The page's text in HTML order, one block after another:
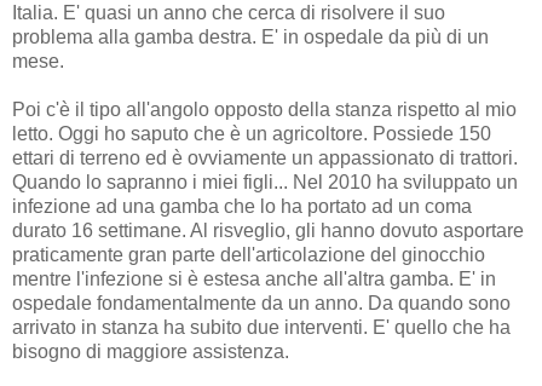
Italia. E' quasi un anno che cerca di risolvere il suo
problema alla gamba destra. E' in ospedale da più di un
mese.
Poi c'è il tipo all'angolo opposto della stanza rispetto al mio
letto. Oggi ho saputo che è un agricoltore. Possiede 150
ettari di terreno ed è ovviamente un appassionato di trattori.
Quando lo sapranno i miei figli... Nel 2010 ha sviluppato un
infezione ad una gamba che lo ha portato ad un coma
durato 16 settimane. Al risveglio, gli hanno dovuto asportare
praticamente gran parte dell'articolazione del ginocchio
mentre l'infezione si è estesa anche all'altra gamba. E' in
ospedale fondamentalmente da un anno. Da quando sono
arrivato in stanza ha subito due interventi. E' quello che ha
bisogno di maggiore assistenza.